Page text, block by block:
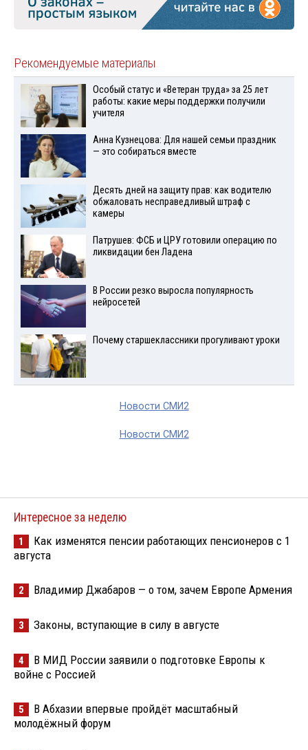
Рекомендуемые материалы
Особый статус и «Ветеран труда» за 25 лет
работы: какие меры поддержки получили
учителя
Анна Кузнецова: Для нашей семьи праздник
— это собираться вместе
Десять дней на защиту прав: как водителю
обжаловать несправедливый штраф с
камеры
Патрушев: ФСБ и ЦРУ готовили операцию по
ликвидации бен Ладена
В России резко выросла популярность
нейросетей
Почему старшеклассники прогуливают уроки
Новости СМИ2
Новости СМИ2
Интересное за неделю
1
Как изменятся пенсии работающих пенсионеров с 1
августа
2 Владимир Джабаров — о том, зачем Европе Армения
3 Законы, вступающие в силу в августе
4
В МИД России заявили о подготовке Европы к
войне с Россией
5
В Абхазии впервые пройдёт масштабный
молодёжный форум